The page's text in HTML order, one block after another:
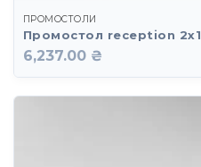
ПРОМОСТОЛИ
Промостол reception 2х1
6,237.00 ₴